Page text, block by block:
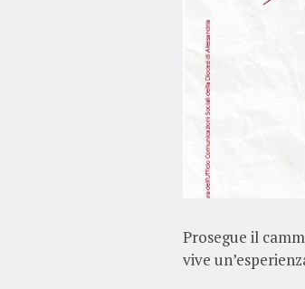
Prosegue il
vive